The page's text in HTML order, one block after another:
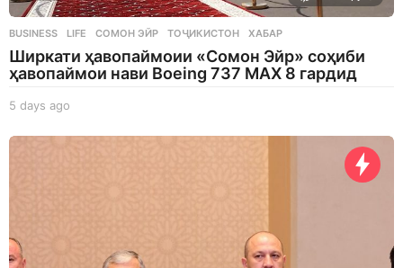
BUSINESS ,LIFE СОМОН ЭЙР ,ТОҶИКИСТОН ,ХАБАР
Ширкати ҳавопаймоии «Сомон Эйр» соҳиби
ҳавопаймои нави Boeing 737 MAX 8 гардид
5 days ago
a